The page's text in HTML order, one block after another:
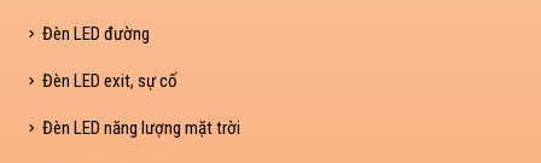
Đèn LED đường
Đèn LED exit, sự cố
Đèn LED năng lượng mặt trời